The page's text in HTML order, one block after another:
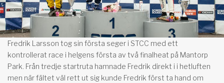
Fredrik Larsson tog sin första seger i STCC med ett
kontrollerat race i helgens första av två finalheat på Mantorp
Park. Från tredje startruta hamnade Fredrik direkt i i hetluften
men när fältet väl rett ut sig kunde Fredrik först ta hand om